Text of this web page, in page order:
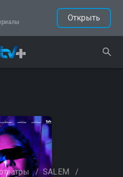
Открыть
/ SALEM /